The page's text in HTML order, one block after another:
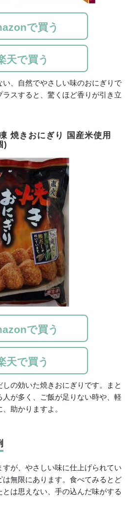
で買う
天で買う
、自然でやさしい味のおにぎりで
スすると、驚くほど香りが引き立
焼きおにぎり 国産米使用
)
で買う
天で買う
の効いた焼きおにぎりです。まと
が多く、ご飯が足りない時や、軽
助かりますよ。
すが、やさしい味に仕上げられてい
は無限にあります。食べてみるとど
は思えない、手の込んだ味がする